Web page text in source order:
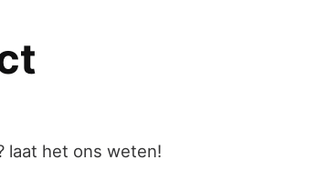
laat het ons weten!